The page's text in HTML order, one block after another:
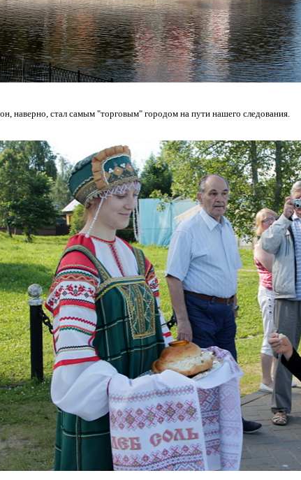
наверно, стал самым "торговым" городом на пути нашего следования.